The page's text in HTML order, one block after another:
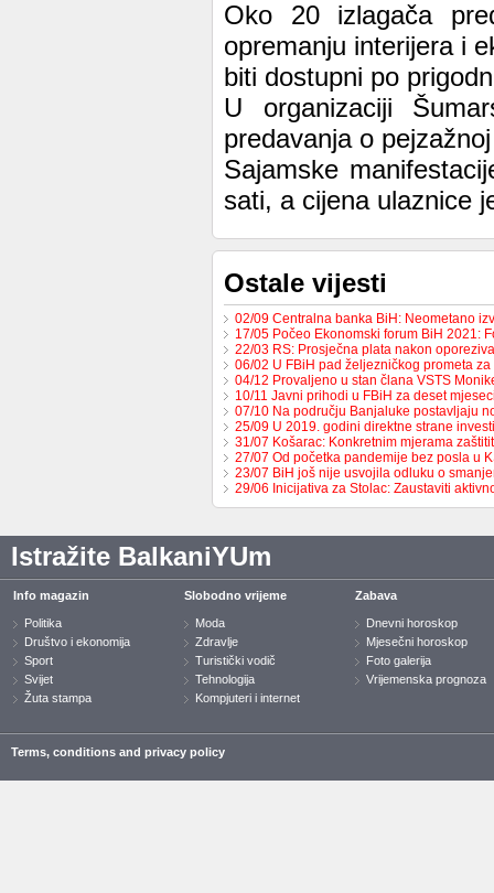
Oko 20 izlagača
opremanju interijera i
biti dostupni po
U organizaciji
predavanja o
Sajamske
sati, a cijena ulaznice
Ostale vijesti
02/09 Centralna banka BiH: Neometano
17/05 Počeo Ekonomski forum BiH 2021:
22/03 RS: Prosječna plata nakon
06/02 U FBiH pad željezničkog prometa
04/12 Provaljeno u stan člana VSTS
10/11 Javni prihodi u FBiH za deset
07/10 Na području Banjaluke postavljaju
25/09 U 2019. godini direktne strane
31/07 Košarac: Konkretnim mjerama
27/07 Od početka pandemije bez posla u
23/07 BiH još nije usvojila odluku o
29/06 Inicijativa za Stolac: Zaustaviti
Istražite BalkaniYUm
Info magazin
Politika
Društvo i ekonomija
Sport
Svijet
Žuta stampa
Slobodno vrijeme
Moda
Zdravlje
Turistički vodič
Tehnologija
Kompjuteri i internet
Zabava
Dnevni horoskop
Mjesečni horoskop
Foto galerija
Vrijemenska prognoza
Terms, conditions and privacy policy